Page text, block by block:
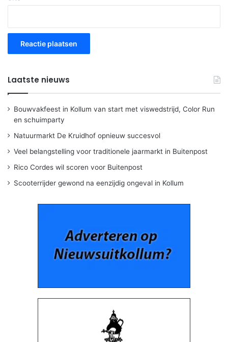
Laatste nieuws
Bouwvakfeest in Kollum van start met viswedstrijd, Color Run
en schuimparty
Natuurmarkt De Kruidhof opnieuw succesvol
Veel belangstelling voor traditionele jaarmarkt in Buitenpost
Rico Cordes wil scoren voor Buitenpost
Scooterrijder gewond na eenzijdig ongeval in Kollum